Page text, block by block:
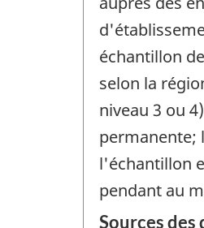
échantillon
selon la
niveau 3 ou
permanente;
l'échantillon
pendant au
Sources des